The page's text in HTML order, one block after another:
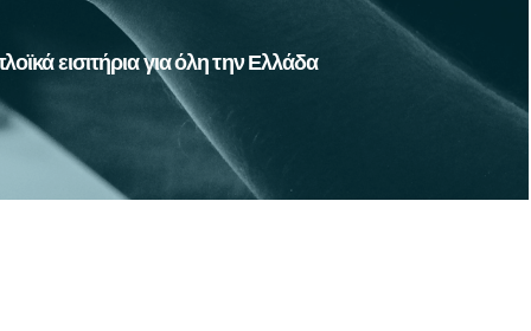
εισιτήρια για όλη την Ελλάδα
υπολογιστή σας.
Περισσότερα